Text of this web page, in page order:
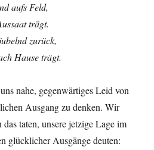
aufs Feld,
trägt.
zurück,
Hause trägt.
nahe, gegenwärtiges Leid von
Ausgang zu denken. Wir
taten, unsere jetzige Lage im
glücklicher Ausgänge deuten: